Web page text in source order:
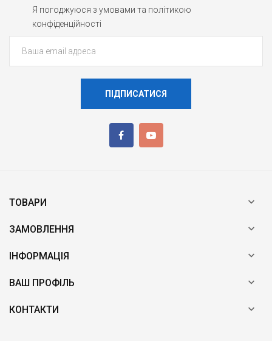
Я погоджуюся з умовами та політикою
конфіденційності
ПІДПИСАТИСЯ
ТОВАРИ 
ЗАМОВЛЕННЯ 
ІНФОРМАЦІЯ 
ВАШ ПРОФІЛЬ 
КОНТАКТИ 